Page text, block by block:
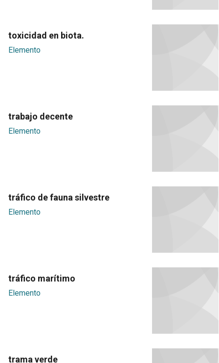
toxicidad en biota.
Elemento
trabajo decente
Elemento
tráfico de fauna silvestre
Elemento
tráfico marítimo
Elemento
trama verde